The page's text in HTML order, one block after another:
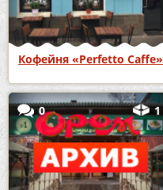
Кофейня «Perfetto Caffe»
0 1